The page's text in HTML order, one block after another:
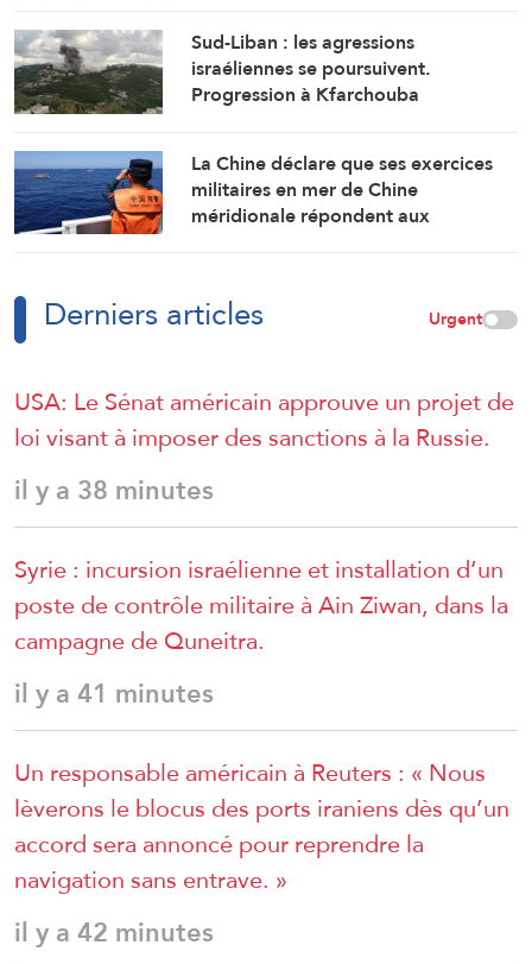
Sud-Liban : les agressions
israéliennes se poursuivent.
Progression à Kfarchouba
La Chine déclare que ses exercices
militaires en mer de Chine
méridionale répondent aux
Derniers articles Urgent
USA: Le Sénat américain approuve un projet de
loi visant à imposer des sanctions à la Russie.
il y a 38 minutes
Syrie : incursion israélienne et installation d’un
poste de contrôle militaire à Ain Ziwan, dans la
campagne de Quneitra.
il y a 41 minutes
Un responsable américain à Reuters : « Nous
lèverons le blocus des ports iraniens dès qu’un
accord sera annoncé pour reprendre la
navigation sans entrave. »
il y a 42 minutes